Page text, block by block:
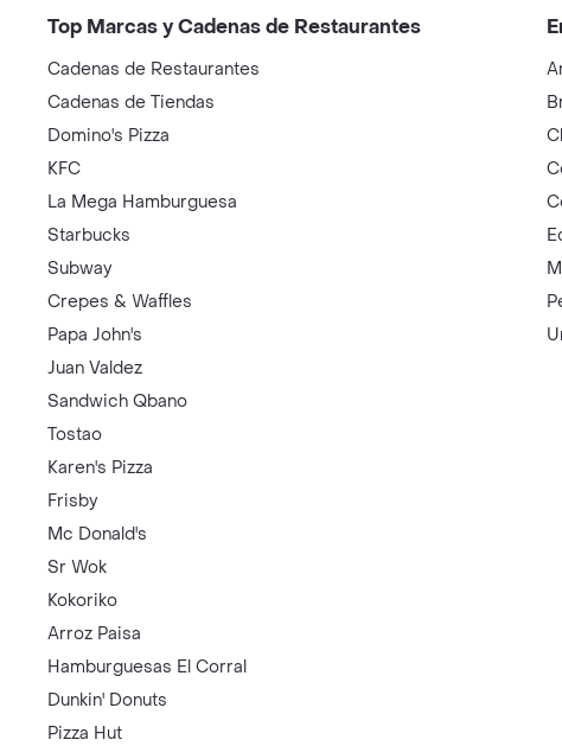
Top Marcas y Cadenas de Restaurantes
Cadenas de Restaurantes
Cadenas de Tiendas
Domino's Pizza
KFC
La Mega Hamburguesa
Starbucks
Subway
Crepes & Waffles
Papa John's
Juan Valdez
Sandwich Qbano
Tostao
Karen's Pizza
Frisby
Mc Donald's
Sr Wok
Kokoriko
Arroz Paisa
Hamburguesas El Corral
Dunkin' Donuts
Pizza Hut